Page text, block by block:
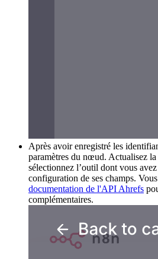
Après avoir enregistré les
paramètres du nœud. Actualisez la
sélectionnez l’outil dont vous
configuration de ses champs.
documentation de l'API Ahrefs
complémentaires.